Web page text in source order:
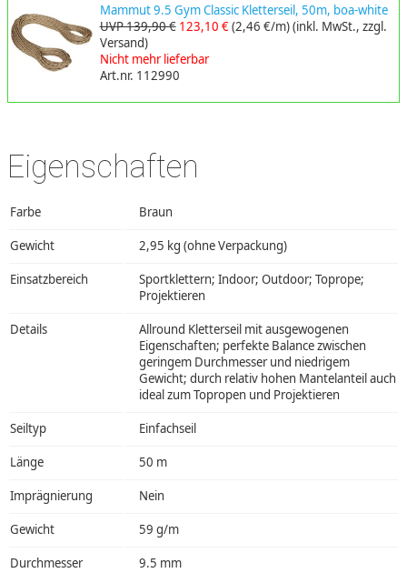
Mammut 9.5 Gym Classic Kletterseil, 50m, boa-white
UVP 139,90 € 123,10 €(2,46 €/m)(inkl. MwSt., zzgl.
Versand)
Nicht mehr lieferbar
Art.nr. 112990
Eigenschaften
Farbe Braun
Gewicht 2,95 kg (ohne Verpackung)
Einsatzbereich
Sportklettern; Indoor; Outdoor; Toprope;
Projektieren
Details
Allround Kletterseil mit ausgewogenen
Eigenschaften; perfekte Balance zwischen
geringem Durchmesser und niedrigem
Gewicht; durch relativ hohen Mantelanteil auch
ideal zum Topropen und Projektieren
Seiltyp Einfachseil
Länge 50 m
Imprägnierung Nein
Gewicht 59 g/m
Durchmesser 9.5 mm